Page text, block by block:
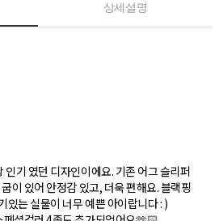
상세설명
인기 였던 디자인이에요. 기존 어그 슬리퍼
이 있어 안정감 있고, 더욱 편해요. 블랙핑
있는 실물이 너무 예쁜 아이랍니다 : )